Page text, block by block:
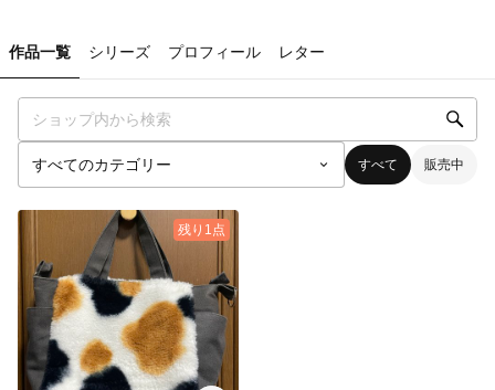
作品一覧 シリーズ プロフィール レター
すべて 販売中
残り1点